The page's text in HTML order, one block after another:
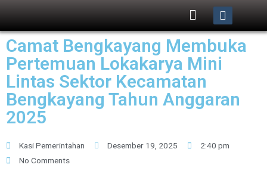
Camat Bengkayang Membuka
Pertemuan Lokakarya Mini
Lintas Sektor Kecamatan
Bengkayang Tahun Anggaran
2025
Kasi Pemerintahan Desember 19, 2025
2:40 pm
No Comments